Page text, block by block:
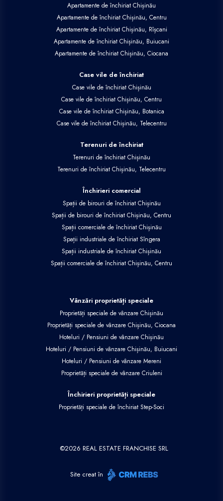
Apartamente de închiriat Chișinău
Apartamente de închiriat Chișinău, Centru
Apartamente de închiriat Chișinău, Rîșcani
Apartamente de închiriat Chișinău, Buiucani
Apartamente de închiriat Chișinău, Ciocana
Case vile de închiriat
Case vile de închiriat Chișinău
Case vile de închiriat Chișinău, Centru
Case vile de închiriat Chișinău, Botanica
Case vile de închiriat Chișinău, Telecentru
Terenuri de închiriat
Terenuri de închiriat Chișinău
Terenuri de închiriat Chișinău, Telecentru
Închirieri comercial
Spații de birouri de închiriat Chișinău
Spații de birouri de închiriat Chișinău, Centru
Spații comerciale de închiriat Chișinău
Spații industriale de închiriat Sîngera
Spații industriale de închiriat Chișinău
Spații comerciale de închiriat Chișinău, Centru
Vânzări proprietăți speciale
Proprietăți speciale de vânzare Chișinău
Proprietăți speciale de vânzare Chișinău, Ciocana
Hoteluri / Pensiuni de vânzare Chișinău
Hoteluri / Pensiuni de vânzare Chișinău, Buiucani
Hoteluri / Pensiuni de vânzare Mereni
Proprietăți speciale de vânzare Criuleni
Închirieri proprietăți speciale
Proprietăți speciale de închiriat Step-Soci
©2026 REAL ESTATE FRANCHISE SRL
Site creat în